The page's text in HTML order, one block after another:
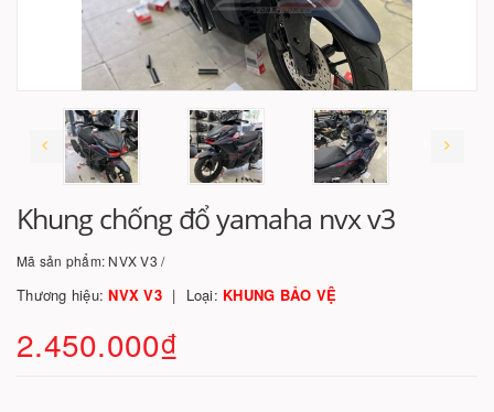
Khung chống đổ yamaha nvx v3
Mã sản phẩm: NVX V3 /
Thương hiệu:NVX V3 Loại: KHUNG BẢO VỆ
2.450.000₫